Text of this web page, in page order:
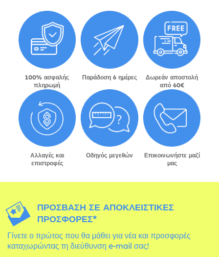
100% ασφαλής
πληρωμή
Παράδοση 6 ημέρες
Δωρεάν αποστολή
από 60€
Αλλαγές και
επιστροφές
Οδηγός μεγεθών
Επικοινωνήστε μαζί
μας
ΠΡΌΣΒΑΣΗ ΣΕ ΑΠΟΚΛΕΙΣΤΙΚΈΣ
ΠΡΟΣΦΟΡΈΣ*
Γίνετε ο πρώτος που θα μάθει για νέα και προσφορές
καταχωρώντας τη διεύθυνση e-mail σας!